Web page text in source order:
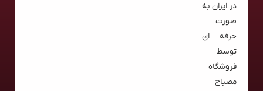
در ایران به
صورت
حرفه ای
توسط
فروشگاه
مصباح